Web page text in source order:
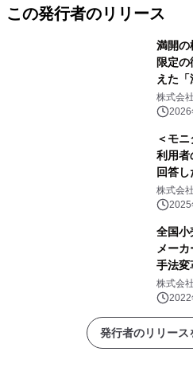
この発行者のリリース
満開の
限定の
えた
くら祭
株式会
2026
＜モ
利用者
回答し
浴剤
株式会
2025
全国小
メー
手法変
開催
株式会
2022
発行者のリリース